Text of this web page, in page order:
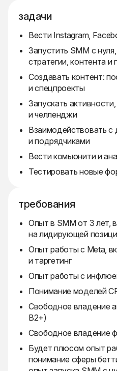
задачи
Вести Instagram,
Запустить SMM с
стратегии, контента и
Создавать контент:
и спецпроекты
Запускать
и челленджи
Взаимодействовать с
и подрядчиками
Вести комьюнити и
Тестировать новые
требования
Опыт в SMM от 3 лет,
на лидирующей
Опыт работы с Meta,
и таргетинг
Опыт работы с
Понимание моделей
Свободное владение
B2+)
Свободное владение
Будет плюсом опыт
понимание сферы